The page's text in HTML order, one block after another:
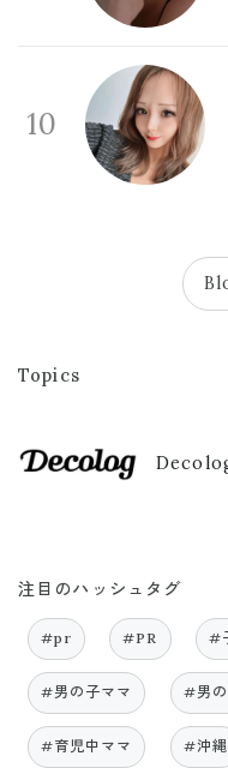
10
Topics
注目のハッシュタグ
#pr #PR #
#男の子ママ #男
#育児中ママ #沖縄